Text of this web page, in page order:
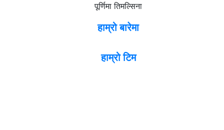
पूर्णिमा तिमल्सिना
हाम्रो बारेमा
हाम्रो टिम